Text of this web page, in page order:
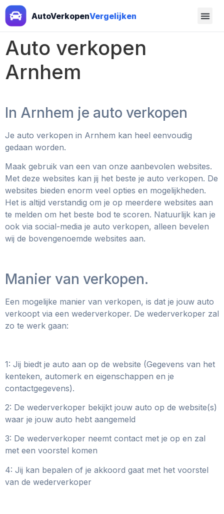
AutoVerkopenVergelijken
Auto verkopen
Arnhem
In Arnhem je auto verkopen
Je auto verkopen in Arnhem kan heel eenvoudig
gedaan worden.
Maak gebruik van een van onze aanbevolen websites.
Met deze websites kan jij het beste je auto verkopen. De
websites bieden enorm veel opties en mogelijkheden.
Het is altijd verstandig om je op meerdere websites aan
te melden om het beste bod te scoren. Natuurlijk kan je
ook via social-media je auto verkopen, alleen bevelen
wij de bovengenoemde websites aan.
Manier van verkopen.
Een mogelijke manier van verkopen, is dat je jouw auto
verkoopt via een wederverkoper. De wederverkoper zal
zo te werk gaan:
1: Jij biedt je auto aan op de website (Gegevens van het
kenteken, automerk en eigenschappen en je
contactgegevens).
2: De wederverkoper bekijkt jouw auto op de website(s)
waar je jouw auto hebt aangemeld
3: De wederverkoper neemt contact met je op en zal
met een voorstel komen
4: Jij kan bepalen of je akkoord gaat met het voorstel
van de wederverkoper